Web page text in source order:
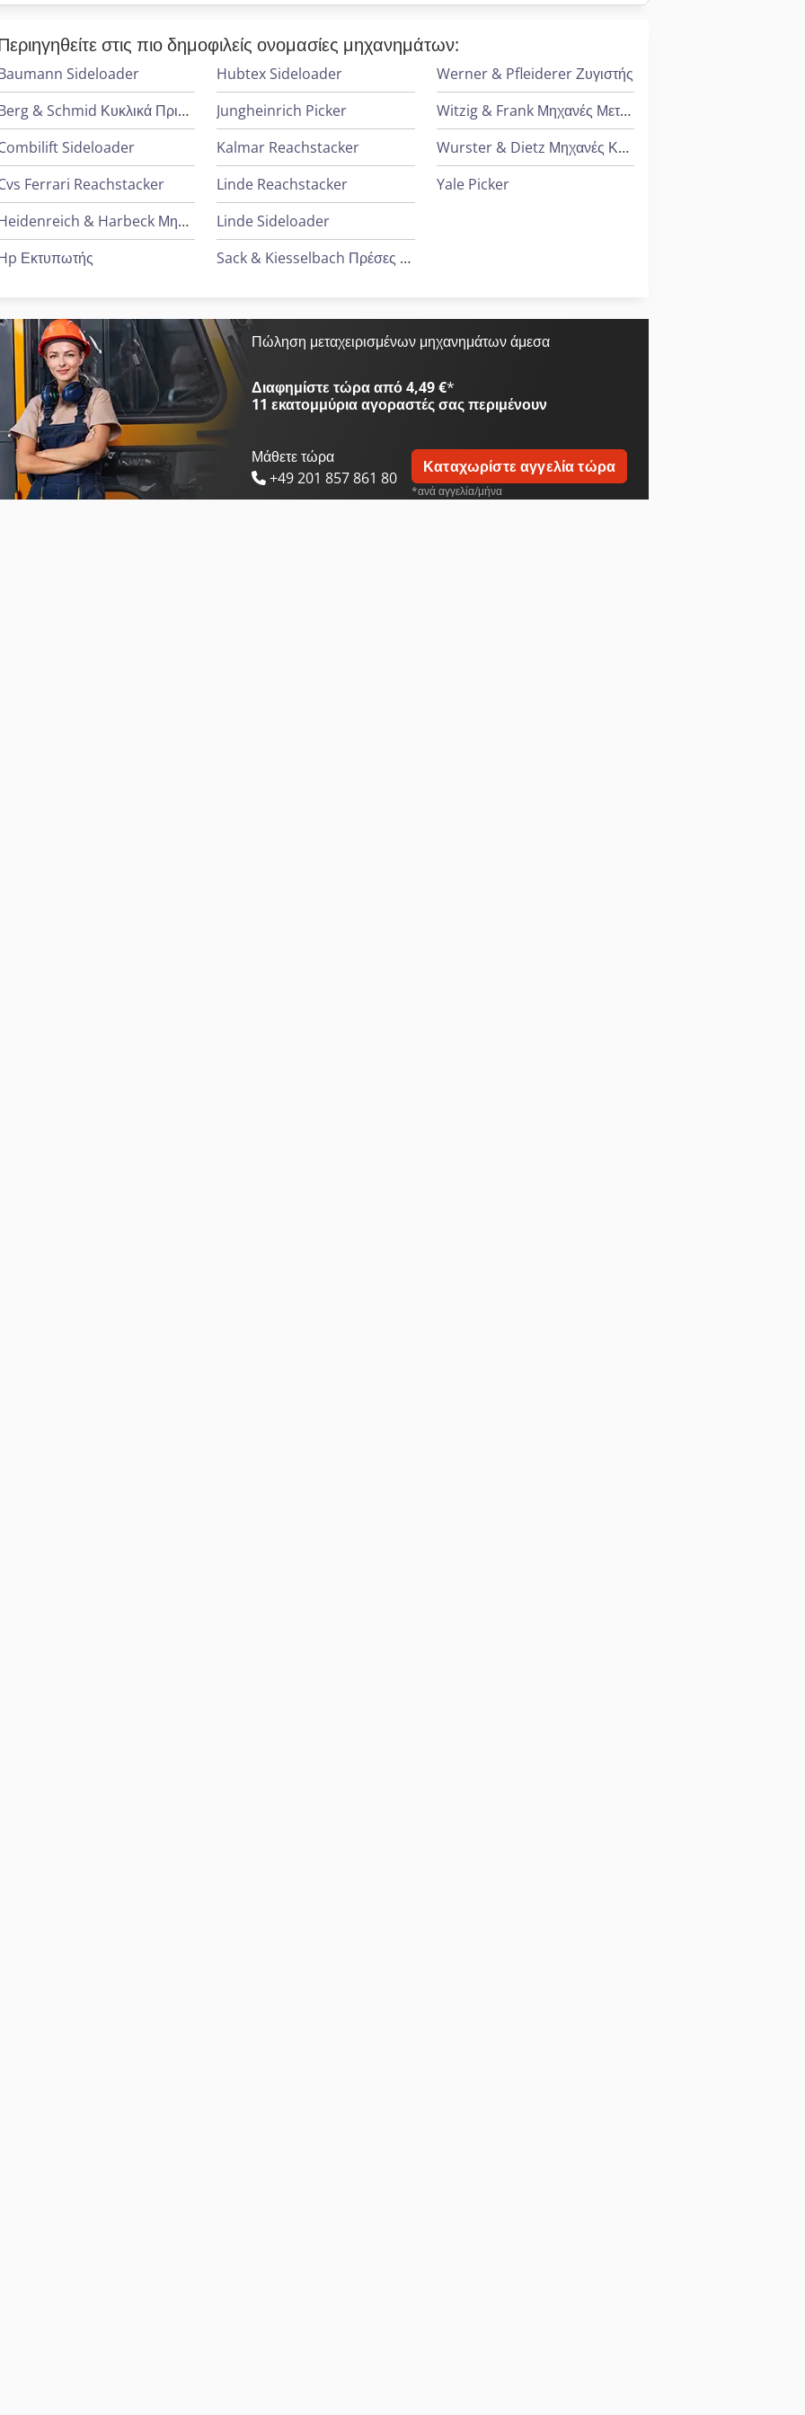
στις πιο δημοφιλείς ονομασίες μηχανημάτων:
Sideloader
Berg & Schmid Κυκλικά Πριόνια
Sideloader
Ferrari Reachstacker
Heidenreich & Harbeck Μηχανήματα Διάτρησης Βαθιάς Οπής
Εκτυπωτής
Hubtex Sideloader
Jungheinrich Picker
Kalmar Reachstacker
Linde Reachstacker
Linde Sideloader
Sack & Kiesselbach Πρέσες Μεταφοράς
Werner & Pfleiderer Ζυγιστής
Witzig & Frank Μηχανές Μεταφοράς
Wurster & Dietz Μηχανές Κατασκευής Παλετών
Yale Picker
Πώληση μεταχειρισμένων μηχανημάτων άμεσα
Διαφημίστε τώρα από 4,49 €*
11 εκατομμύρια αγοραστέςσας περιμένουν
Μάθετε τώρα
+49 201 857 861 80
Καταχωρίστε αγγελία τώρα
*ανά αγγελία/μήνα